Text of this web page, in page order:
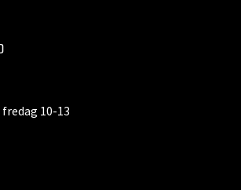
fredag 10-13